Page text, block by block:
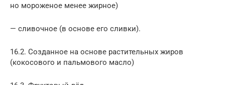
но мороженое менее жирное)
— сливочное (в основе его сливки).
16.2. Созданное на основе растительных жиров
(кокосового и пальмового масло)